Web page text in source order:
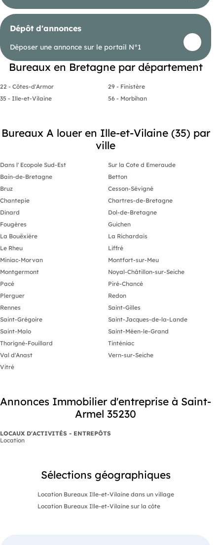
Dépôt d'annonces
Déposer une annonce sur le portail N°1
Bureaux en Bretagne par département
22 - Côtes-d'Armor
29 - Finistère
35 - Ille-et-Vilaine
56 - Morbihan
Bureaux A louer en Ille-et-Vilaine (35) par
ville
Dans l' Ecopole Sud-Est
Sur la Cote d Emeraude
Bain-de-Bretagne
Betton
Bruz
Cesson-Sévigné
Chantepie
Chartres-de-Bretagne
Dinard
Dol-de-Bretagne
Fougères
Guichen
La Bouëxière
La Richardais
Le Rheu
Liffré
Miniac-Morvan
Montfort-sur-Meu
Montgermont
Noyal-Châtillon-sur-Seiche
Pacé
Piré-Chancé
Plerguer
Redon
Rennes
Saint-Gilles
Saint-Grégoire
Saint-Jacques-de-la-Lande
Saint-Malo
Saint-Méen-le-Grand
Thorigné-Fouillard
Tinténiac
Val d'Anast
Vern-sur-Seiche
Vitré
Annonces Immobilier d'entreprise à Saint-
Armel 35230
LOCAUX D'ACTIVITÉS - ENTREPÔTS
Location
Sélections géographiques
Location Bureaux Ille-et-Vilaine dans un village
Location Bureaux Ille-et-Vilaine sur la côte